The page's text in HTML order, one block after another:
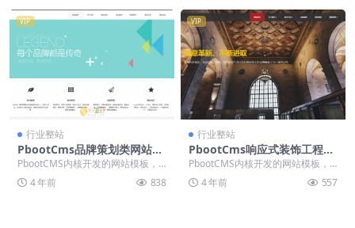
VIP
行业整站
PbootCms品牌策划类网站模
板品牌策划公司企划策划网站
PbootCMS内核开发的网站模板，
该模板适用于品牌策划网站、企划
策划网站等企业...
4 年前 838
VIP
行业整站
PbootCms响应式装饰工程类
网站模板html5装饰装潢公司
PbootCMS内核开发的网站模板，
该模板适用于装饰工程网站、装修
公司网站等企业...
4 年前 557